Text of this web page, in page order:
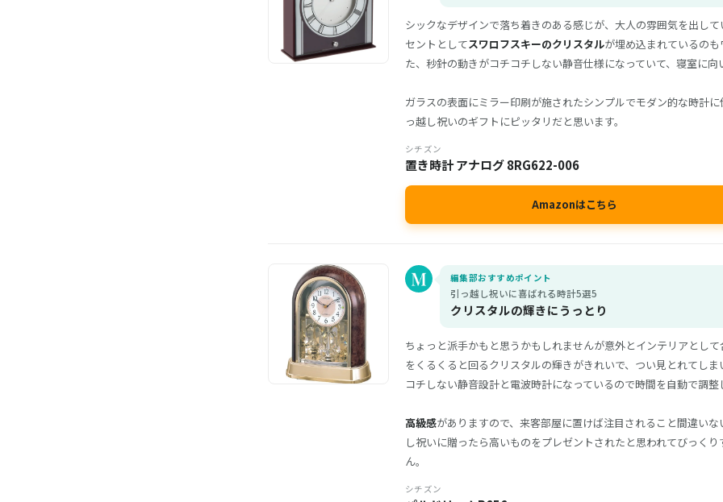
シックなデザインで落ち着きのある感じが、大人の雰囲気を出し
セントとしてスワロフスキーのクリスタルが埋め込まれているの
た、秒針の動きがコチコチしない静音仕様になっていて、寝室に向
ガラスの表面にミラー印刷が施されたシンプルでモダン的な時計
っ越し祝いのギフトにピッタリだと思います。
シチズン
置き時計 アナログ 8RG622-006
Amazonはこちら
編集部おすすめポイント
引っ越し祝いに喜ばれる時計5選5
クリスタルの輝きにうっとり
ちょっと派手かもと思うかもしれませんが意外とインテリアとし
をくるくると回るクリスタルの輝きがきれいで、つい見とれてし
コチしない静音設計と電波時計になっているので時間を自動で調整
高級感がありますので、来客部屋に置けば注目されること間違い
し祝いに贈ったら高いものをプレゼントされたと思われてびっく
ん。
シチズン